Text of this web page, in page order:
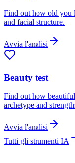
Find out how old you
and facial structure.
Avvia l'analisi
Beauty test
Find out how
archetype and
Avvia l'analisi
Tutti gli strumenti IA